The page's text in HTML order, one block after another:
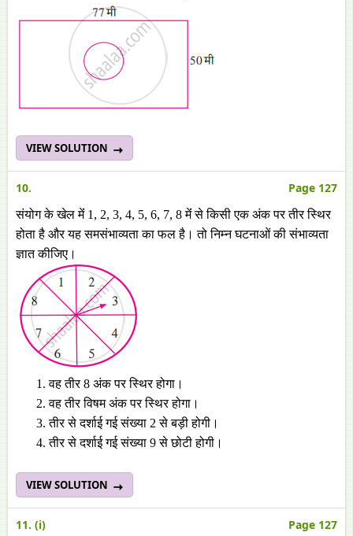
VIEW SOLUTION
10. Page 127
संयोग के खेल मेंं 1, 2, 3, 4, 5, 6, 7, 8 मेंं से किसी एक अंक पर तीर स्थिर
होता है और यह समसंभाव्यता का फल है। तो निम्न घटनाओं की संभाव्यता
ज्ञात कीजिए।
वह तीर 8 अंक पर स्थिर होगा।
वह तीर विषम अंक पर स्थिर होगा।
तीर से दर्शाई गई संख्या 2 से बड़ी होगी।
तीर से दर्शाई गई संख्या 9 से छोटी होगी।
VIEW SOLUTION
11. (i) Page 127